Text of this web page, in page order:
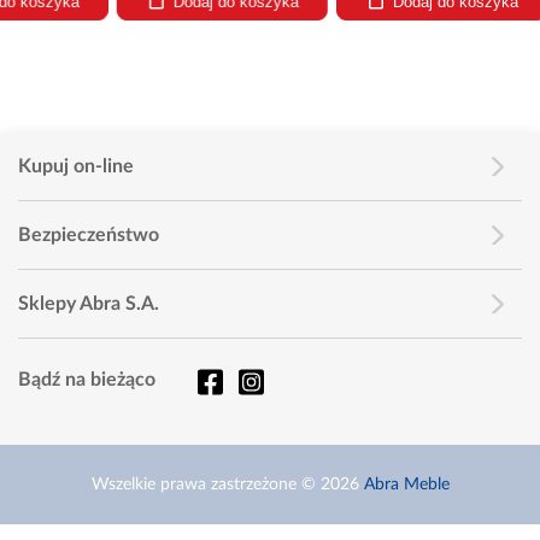
Kupuj on-line
Bezpieczeństwo
Sklepy Abra S.A.
Bądź na bieżąco
Wszelkie prawa zastrzeżone © 2026 Abra Meble